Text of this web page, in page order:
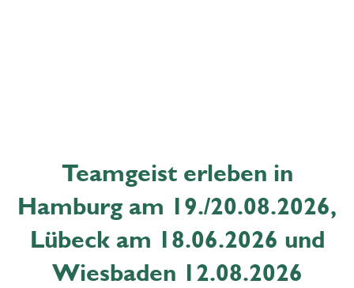
Teamgeist erleben in
Hamburg am 19./20.08.2026,
Lübeck am 18.06.2026 und
Wiesbaden 12.08.2026